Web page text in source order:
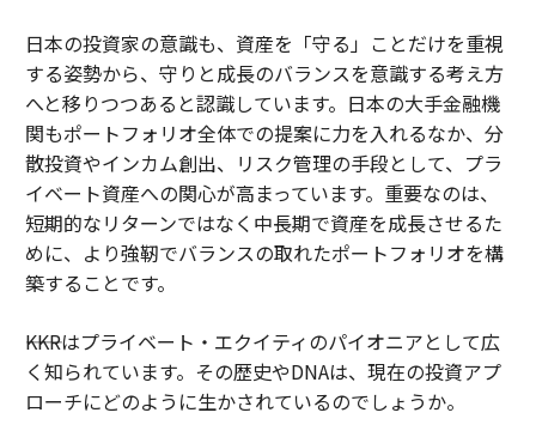
日本の投資家の意識も、資産を「守る」ことだけを重視
する姿勢から、守りと成長のバランスを意識する考え方
へと移りつつあると認識しています。日本の大手金融機
関もポートフォリオ全体での提案に力を入れるなか、分
散投資やインカム創出、リスク管理の手段として、プラ
イベート資産への関心が高まっています。重要なのは、
短期的なリターンではなく中長期で資産を成長させるた
めに、より強靭でバランスの取れたポートフォリオを構
築することです。
――KKRはプライベート・エクイティのパイオニアとして広
く知られています。その歴史やDNAは、現在の投資アプ
ローチにどのように生かされているのでしょうか。